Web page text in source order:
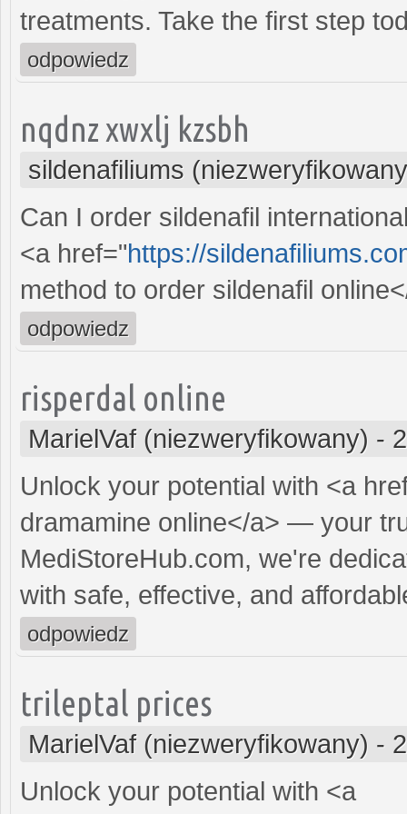
treatments. Take the first step
odpowiedz
nqdnz xwxlj kzsbh
sildenafiliums
Can I order sildenafil
<a href="https://
method to order sildenafil
odpowiedz
risperdal online
MarielVaf (niezweryfikowany) -
Unlock your potential with <a
dramamine online</a> — your
MediStoreHub.com, we're
with safe, effective, and
odpowiedz
trileptal prices
MarielVaf (niezweryfikowany) -
Unlock your potential with <a